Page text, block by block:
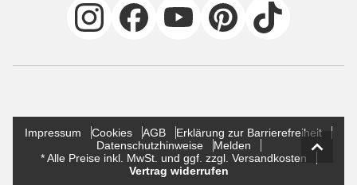
Impressum Cookies AGB
Erklärung zur Barrierefreiheit
Datenschutzhinweise
Melden
* Alle Preise inkl. MwSt. und ggf. zzgl. Versandkosten
Vertrag widerrufen